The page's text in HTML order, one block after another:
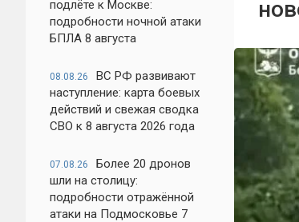
подлёте к Москве:
подробности ночной атаки
БПЛА 8 августа
08.08.26
ВС РФ развивают
наступление: карта боевых
действий и свежая сводка
СВО к 8 августа 2026 года
07.08.26
Более 20 дронов
шли на столицу:
подробности отражённой
атаки на Подмосковье 7